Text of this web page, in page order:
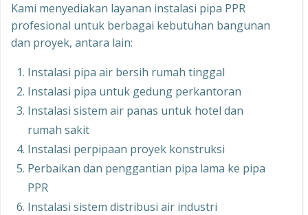
Kami menyediakan layanan instalasi pipa PPR
profesional untuk berbagai kebutuhan bangunan
dan proyek, antara lain:
Instalasi pipa air bersih rumah tinggal
Instalasi pipa untuk gedung perkantoran
Instalasi sistem air panas untuk hotel dan
rumah sakit
Instalasi perpipaan proyek konstruksi
Perbaikan dan penggantian pipa lama ke pipa
PPR
Instalasi sistem distribusi air industri